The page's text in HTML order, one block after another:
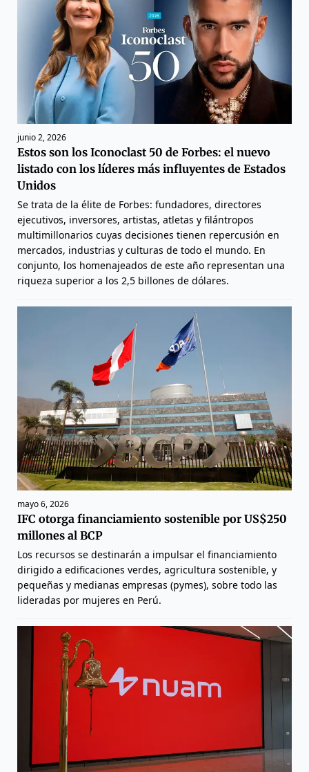
junio 2, 2026
Estos son los Iconoclast 50 de Forbes: el nuevo
listado con los líderes más influyentes de Estados
Unidos
Se trata de la élite de Forbes: fundadores, directores
ejecutivos, inversores, artistas, atletas y filántropos
multimillonarios cuyas decisiones tienen repercusión en
mercados, industrias y culturas de todo el mundo. En
conjunto, los homenajeados de este año representan una
riqueza superior a los 2,5 billones de dólares.
mayo 6, 2026
IFC otorga financiamiento sostenible por US$250
millones al BCP
Los recursos se destinarán a impulsar el financiamiento
dirigido a edificaciones verdes, agricultura sostenible, y
pequeñas y medianas empresas (pymes), sobre todo las
lideradas por mujeres en Perú.